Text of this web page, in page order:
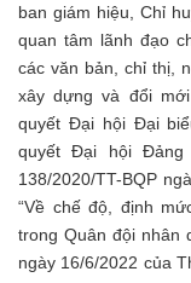
ban giám hiệu, Chỉ
quan tâm lãnh đạo
các văn bản, chỉ thị,
xây dựng và đổi
quyết Đại hội Đại
quyết Đại hội
138/2020/TT-BQP
“Về chế độ, định
trong Quân đội nhân
ngày 16/6/2022 của